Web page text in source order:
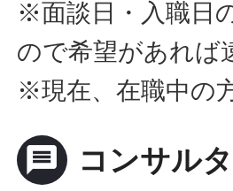
※面談日・入職日
ので希望があれば
※現在、在職中の
message コンサル